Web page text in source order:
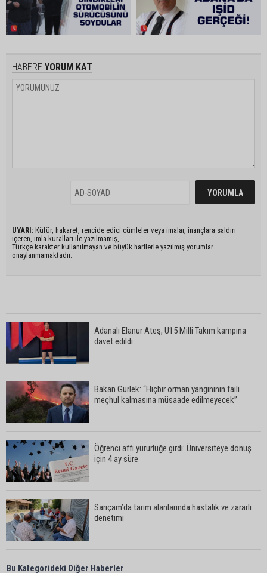
HABERE YORUM KAT
UYARI: Küfür, hakaret, rencide edici cümleler veya imalar, inançlara saldırı
içeren, imla kuralları ile yazılmamış,
Türkçe karakter kullanılmayan ve büyük harflerle yazılmış yorumlar
onaylanmamaktadır.
Adanalı Elanur Ateş, U15 Milli Takım kampına
davet edildi
Bakan Gürlek: “Hiçbir orman yangınının faili
meçhul kalmasına müsaade edilmeyecek”
Öğrenci affı yürürlüğe girdi: Üniversiteye dönüş
için 4 ay süre
Sarıçam’da tarım alanlarında hastalık ve zararlı
denetimi
Adanalı iki teknik direktör Trendyol 1. Lig’de
Bu Kategorideki Diğer Haberler